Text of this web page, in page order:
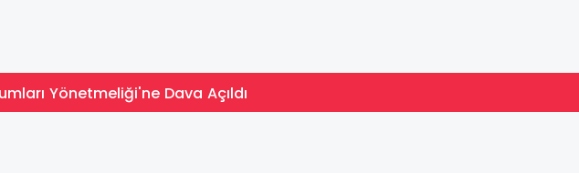
Yönetmeliği'ne Dava Açıldı